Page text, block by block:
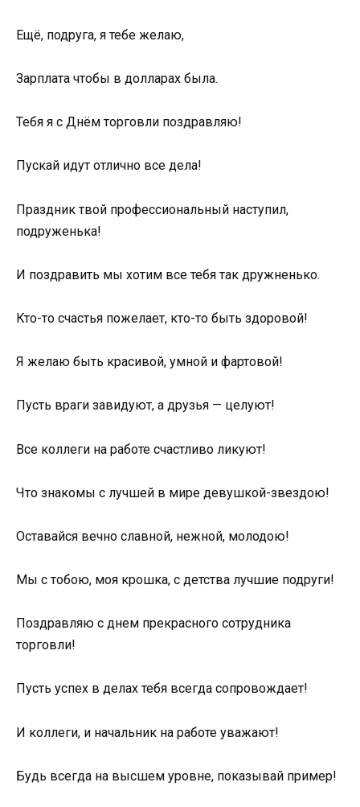
Ещё, подруга, я тебе желаю,
Зарплата чтобы в долларах была.
Тебя я с Днём торговли поздравляю!
Пускай идут отлично все дела!
Праздник твой профессиональный наступил,
подруженька!
И поздравить мы хотим все тебя так дружненько.
Кто-то счастья пожелает, кто-то быть здоровой!
Я желаю быть красивой, умной и фартовой!
Пусть враги завидуют, а друзья — целуют!
Все коллеги на работе счастливо ликуют!
Что знакомы с лучшей в мире девушкой-звездою!
Оставайся вечно славной, нежной, молодою!
Мы с тобою, моя крошка, с детства лучшие подруги!
Поздравляю с днем прекрасного сотрудника
торговли!
Пусть успех в делах тебя всегда сопровождает!
И коллеги, и начальник на работе уважают!
Будь всегда на высшем уровне, показывай пример!